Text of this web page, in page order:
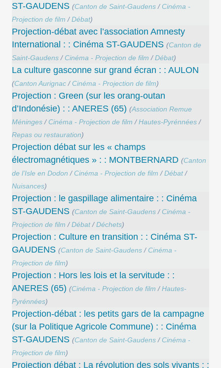
ST-GAUDENS (Canton de Saint-Gaudens / Cinéma -
Projection de film /Débat)
Projection-débat avec l’association Amnesty
International : : Cinéma ST-GAUDENS (Canton de
Saint-Gaudens / Cinéma - Projection de film /Débat)
La culture gasconne sur grand écran : : AULON
(Canton Aurignac / Cinéma - Projection de film)
Projection : Green (sur les orang-outan
d’Indonésie) : : ANERES (65) (Association Remue
Méninges / Cinéma - Projection de film /Hautes-Pyrénnées /
Repas ou restauration)
Projection débat sur les « champs
électromagnétiques » : : MONTBERNARD (Canton
de l’Isle en Dodon / Cinéma - Projection de film /Débat/
Nuisances)
Projection : le gaspillage alimentaire : : Cinéma
ST-GAUDENS (Canton de Saint-Gaudens / Cinéma -
Projection de film /Débat/Déchets)
Projection : Culture en transition : : Cinéma ST-
GAUDENS (Canton de Saint-Gaudens / Cinéma -
Projection de film)
Projection : Hors les lois et la servitude : :
ANERES (65) (Cinéma - Projection de film /Hautes-
Pyrénnées)
Projection-débat : les petits gars de la campagne
(sur la Politique Agricole Commune) : : Cinéma
ST-GAUDENS (Canton de Saint-Gaudens / Cinéma -
Projection de film)
Projection débat : La révolution des sols vivants : :